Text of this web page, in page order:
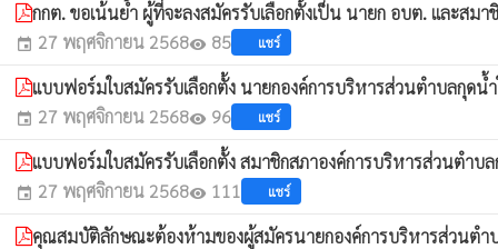
กกต. ขอเน้นย้ำ ผู้ที่จะลงสมัครรับเลือกตั้งเป็น นายก อบต. และส
event 27 พฤศจิกายน 2568visibility 85 แชร์
แบบฟอร์มใบสมัครรับเลือกตั้ง นายกองค์การบริหารส่วนตำบลกุดน้
event 27 พฤศจิกายน 2568visibility 96 แชร์
แบบฟอร์มใบสมัครรับเลือกตั้ง สมาชิกสภาองค์การบริหารส่วนตำบ
event 27 พฤศจิกายน 2568visibility 111 แชร์
คุณสมบัติลักษณะต้องห้ามของผู้สมัครนายกองค์การบริหารส่วนตำ